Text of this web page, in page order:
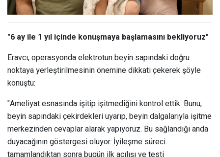
"6 ay ile 1 yıl içinde konuşmaya başlamasını bekliyoruz"
Eravcı, operasyonda elektrotun beyin sapındaki doğru
noktaya yerleştirilmesinin önemine dikkati çekerek şöyle
konuştu:
"Ameliyat esnasında işitip işitmediğini kontrol ettik. Bunu,
beyin sapındaki çekirdekleri uyarıp, beyin dalgalarıyla işitme
merkezinden cevaplar alarak yapıyoruz. Bu sağlandığı anda
duyacağının göstergesi oluyor. İyileşme süreci
tamamlandıktan sonra bugün ilk açılışı ve testi